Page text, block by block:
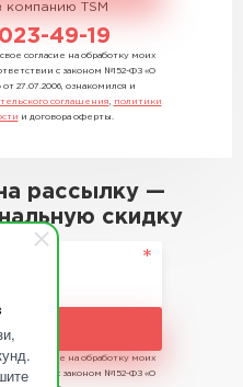
компанию TSM
49-19
согласие на обработку моих
с законом №152-ФЗ «О
27.07.2006, ознакомился и
соглашения
политики
и договора оферты.
рассылку —
скидку
согласие на обработку моих
с законом №152-ФЗ «О